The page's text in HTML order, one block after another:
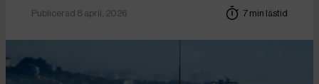
Publicerad 8 april, 2026 7 min lästid